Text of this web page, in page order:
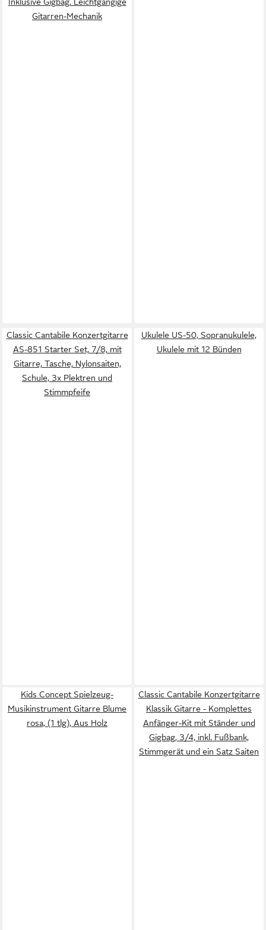
Gitarren-Mechanik
Classic Cantabile Konzertgitarre
AS-851 Starter Set, 7/8, mit
Gitarre, Tasche, Nylonsaiten,
Schule, 3x Plektren und
Stimmpfeife
Ukulele US-50, Sopranukulele,
Ukulele mit 12 Bünden
Kids Concept Spielzeug-
Musikinstrument Gitarre Blume
rosa, (1 tlg), Aus Holz
Classic Cantabile Konzertgitarre
Klassik Gitarre - Komplettes
Anfänger-Kit mit Ständer und
Gigbag, 3/4, inkl. Fußbank,
Stimmgerät und ein Satz Saiten